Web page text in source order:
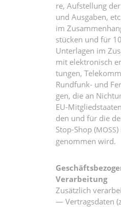
re, Auf­stel­lung
und Aus­ga­ben,
im
stü­cken und für
Unter­la­gen im
mit elek­tro­nisch
tun­gen,
Rund­funk- und
gen, die an
EU-
den und für die
Stop-Shop (MOSS)
genom­men wird.
Verarbeitung
Zusätz­lich
— Ver­trags­da­ten